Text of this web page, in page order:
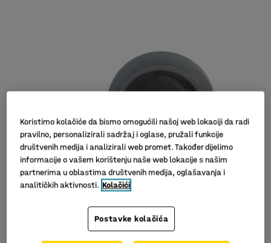
Koristimo kolačiće da bismo omogućili našoj web lokaciji da radi
pravilno, personalizirali sadržaj i oglase, pružali funkcije
društvenih medija i analizirali web promet. Također dijelimo
informacije o vašem korištenju naše web lokacije s našim
partnerima u oblastima društvenih medija, oglašavanja i
analitičkih aktivnosti. Kolačići
Postavke kolačića